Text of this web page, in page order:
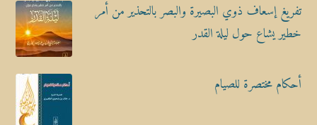
تفريغ إسعاف ذوي البصيرة والبصر بالتحذير من أمر
خطير يشاع حول ليلة القدر
أحكام مختصرة للصيام